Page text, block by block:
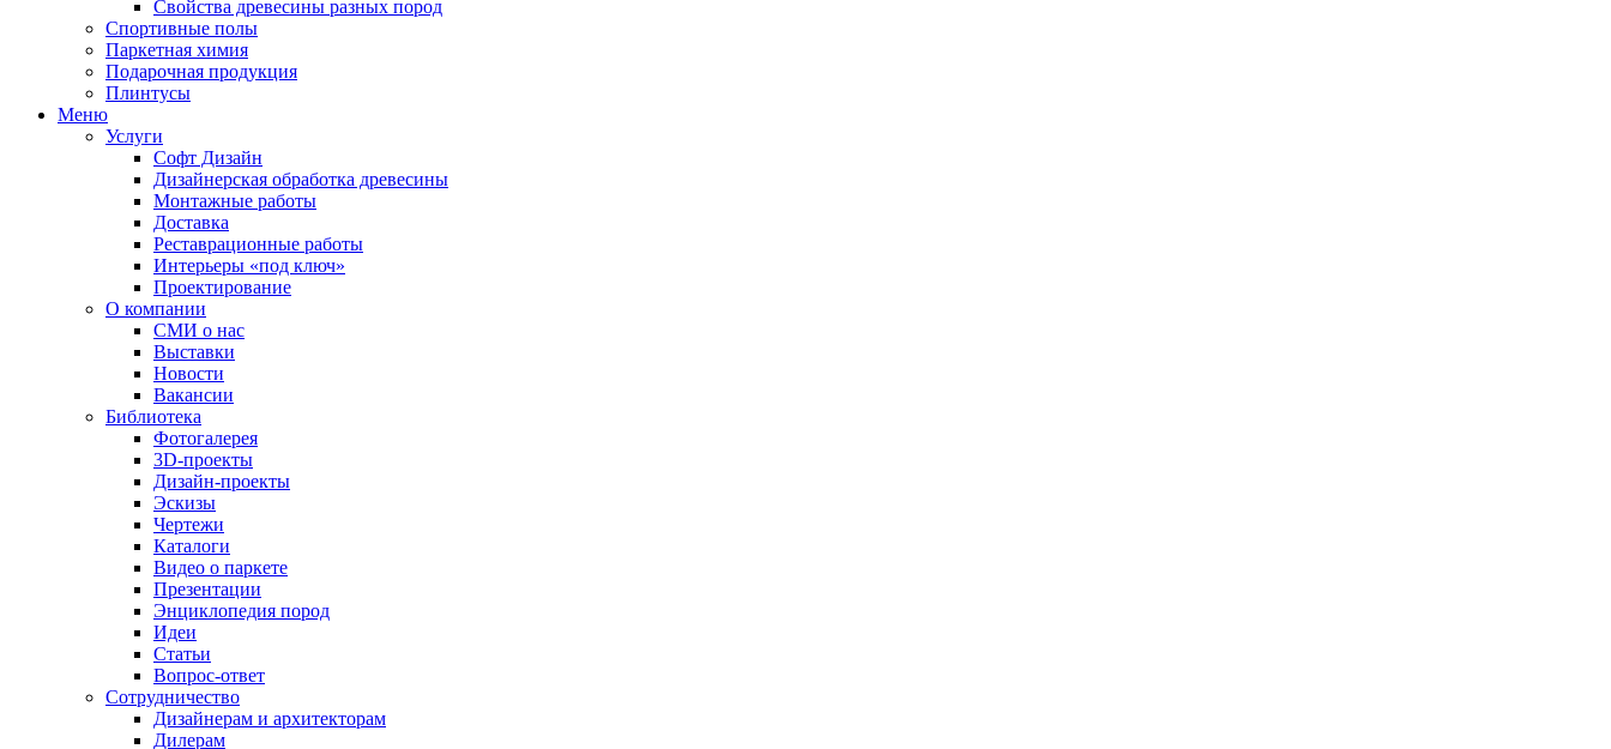
Свойства древесины разных пород
Спортивные полы
Паркетная химия
Подарочная продукция
Плинтусы
Меню
Услуги
Софт Дизайн
Дизайнерская обработка древесины
Монтажные работы
Доставка
Реставрационные работы
Интерьеры «под ключ»
Проектирование
О компании
СМИ о нас
Выставки
Новости
Вакансии
Библиотека
Фотогалерея
3D-проекты
Дизайн-проекты
Эскизы
Чертежи
Каталоги
Видео о паркете
Презентации
Энциклопедия пород
Идеи
Статьи
Вопрос-ответ
Сотрудничество
Дизайнерам и архитекторам
Дилерам